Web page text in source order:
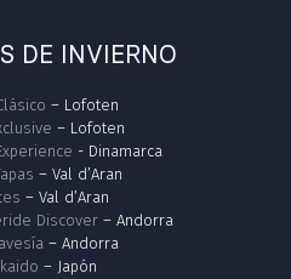
DE INVIERNO
– Lofoten
– Lofoten
- Dinamarca
– Val d’Aran
– Val d’Aran
Discover– Andorra
– Andorra
– Japón